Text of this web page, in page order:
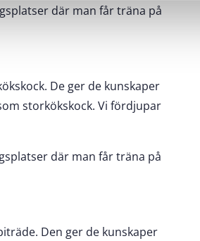
där man får träna på
De ger de kunskaper
storkökskock. Vi fördjupar
där man får träna på
Den ger de kunskaper